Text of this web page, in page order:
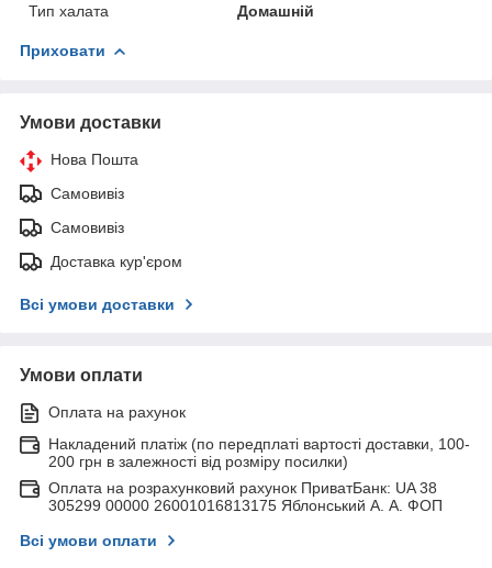
Тип халата
Домашній
Приховати
Умови доставки
Нова Пошта
Самовивіз
Самовивіз
Доставка кур'єром
Всі умови доставки
Умови оплати
Оплата на рахунок
Накладений платіж (по передплаті вартості доставки, 100-
200 грн в залежності від розміру посилки)
Оплата на розрахунковий рахунок ПриватБанк: UA 38
305299 00000 26001016813175 Яблонський А. А. ФОП
Всі умови оплати